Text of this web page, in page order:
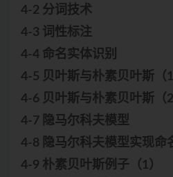
4-2 分词技术
4-3 词性标注
4-4 命名实体识别
4-5 贝叶斯与朴素贝叶斯（1
4-6 贝叶斯与朴素贝叶斯（2
4-7 隐马尔科夫模型
4-8 隐马尔科夫模型实现命
4-9 朴素贝叶斯例子（1）